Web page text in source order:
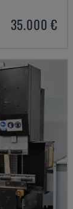
35.000 €